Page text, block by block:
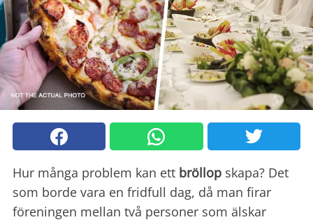
Hur många problem kan ett bröllop skapa? Det
som borde vara en fridfull dag, då man firar
föreningen mellan två personer som älskar